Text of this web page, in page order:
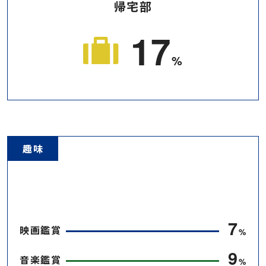
帰宅部
25%
趣味
映画鑑賞 10%
音楽鑑賞 14%